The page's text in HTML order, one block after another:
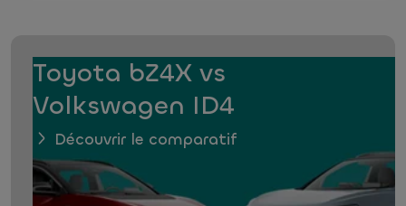
Toyota bZ4X vs
Volkswagen ID4
Découvrir le comparatif